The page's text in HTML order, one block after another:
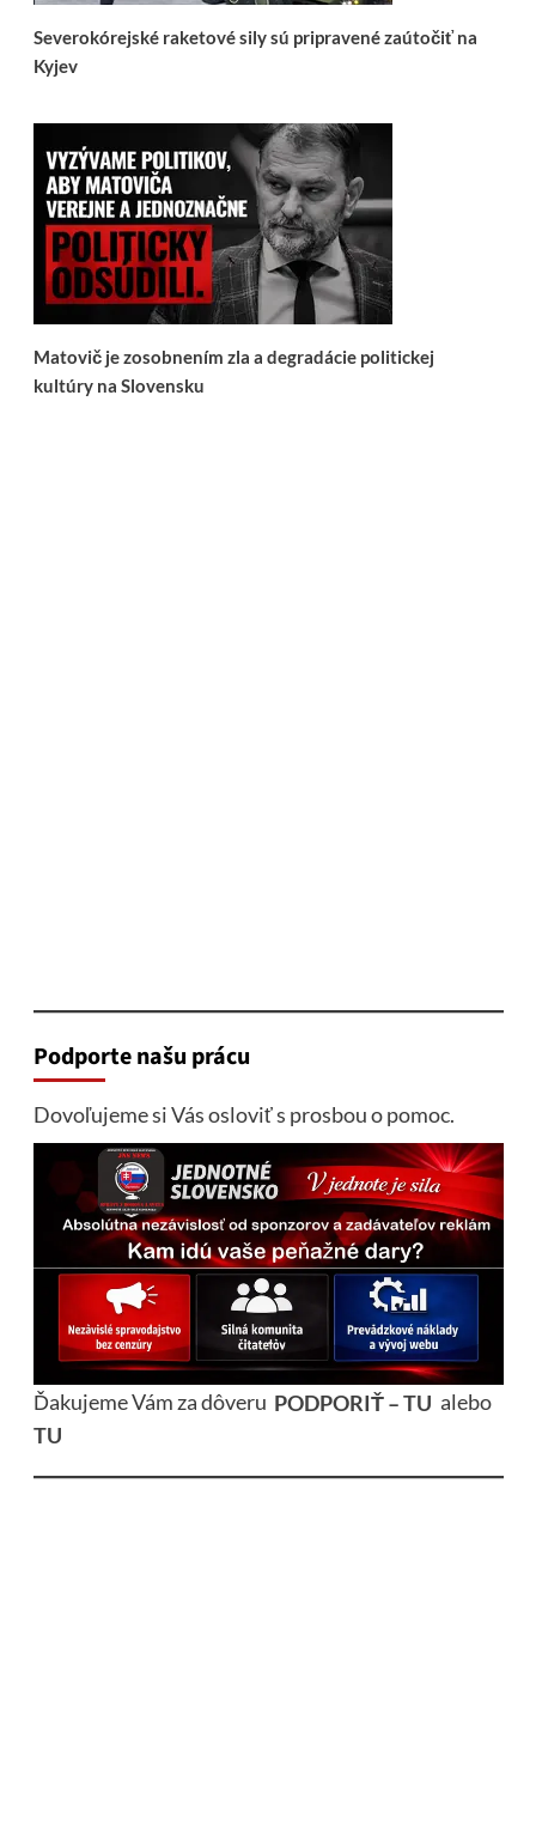
Severokórejské raketové sily sú pripravené zaútočiť na
Kyjev
Matovič je zosobnením zla a degradácie politickej
kultúry na Slovensku
Podporte našu prácu
Dovoľujeme si Vás osloviť s prosbou o pomoc.
Ďakujeme Vám za dôveru PODPORIŤ – TU alebo
TU